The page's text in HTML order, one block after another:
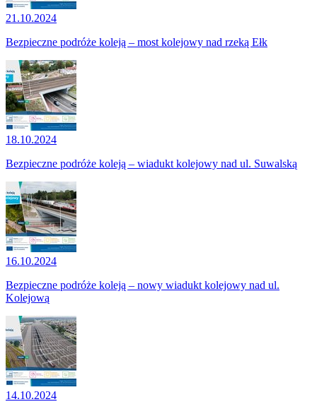
21.10.2024
Bezpieczne podróże koleją – most kolejowy nad rzeką Ełk
18.10.2024
Bezpieczne podróże koleją – wiadukt kolejowy nad ul. Suwalską
16.10.2024
Bezpieczne podróże koleją – nowy wiadukt kolejowy nad ul.
Kolejową
14.10.2024